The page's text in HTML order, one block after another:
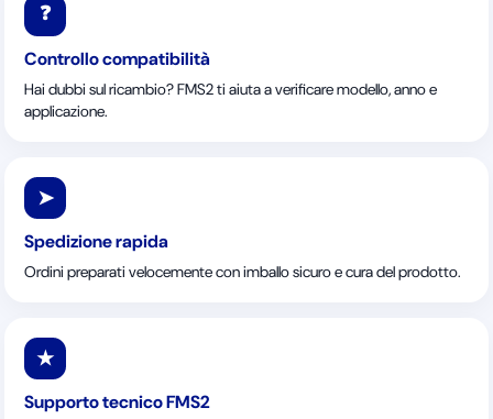
❓
Controllo compatibilità
Hai dubbi sul ricambio? FMS2 ti aiuta a verificare modello, anno e
applicazione.
➤
Spedizione rapida
Ordini preparati velocemente con imballo sicuro e cura del prodotto.
★
Supporto tecnico FMS2